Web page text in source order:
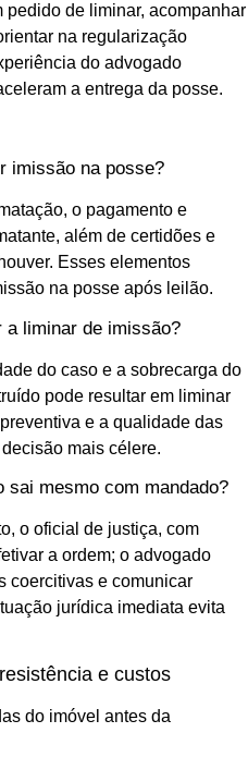
pedido de liminar, acompanhar
na regularização
do advogado
a entrega da posse.
imissão na posse?
o pagamento e
além de certidões e
Esses elementos
na posse após leilão.
a liminar de imissão?
do caso e a sobrecarga do
pode resultar em liminar
e a qualidade das
mais célere.
sai mesmo com mandado?
o oficial de justiça, com
a ordem; o advogado
coercitivas e comunicar
jurídica imediata evita
e custos
do imóvel antes da